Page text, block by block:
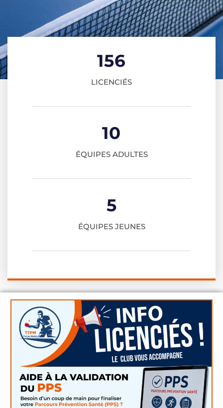
LICENCIÉS
156
ÉQUIPES ADULTES
10
ÉQUIPES JEUNES
5